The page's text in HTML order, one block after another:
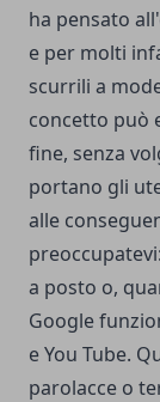
ha pensato
e per molti
scurrili a
concetto può
fine, senza
portano gli
alle
a posto o,
Google
e You Tube.
parolacce o